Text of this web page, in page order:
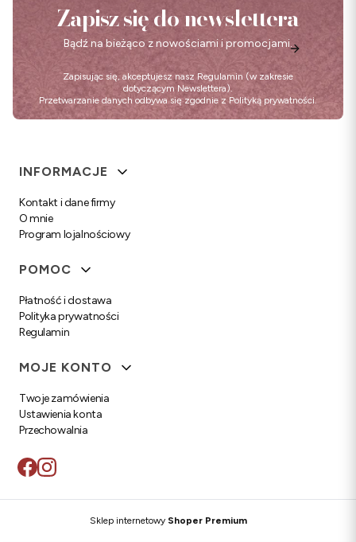
Zapisz się do newslettera
Bądź na bieżąco z nowościami i promocjami.
Zapisując się, akceptujesz nasz Regulamin (w zakresie
dotyczącym Newslettera).
Przetwarzanie danych odbywa się zgodnie z Polityką prywatności.
Linki w stopce
INFORMACJE
Kontakt i dane firmy
O mnie
Program lojalnościowy
POMOC
Płatność i dostawa
Polityka prywatności
Regulamin
MOJE KONTO
Twoje zamówienia
Ustawienia konta
Przechowalnia
Sklep internetowy Shoper Premium